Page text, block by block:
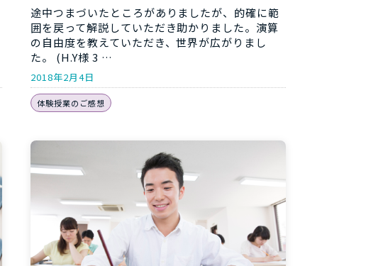
途中つまづいたところがありましたが、的確に範
囲を戻って解説していただき助かりました。演算
の自由度を教えていただき、世界が広がりまし
た。 (H.Y様 3 …
2018年2月4日
体験授業のご感想